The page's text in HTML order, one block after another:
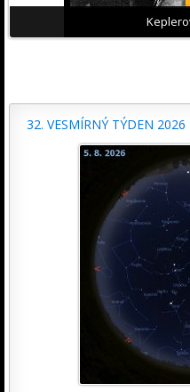
32. VESMÍRNÝ TÝDEN 2026